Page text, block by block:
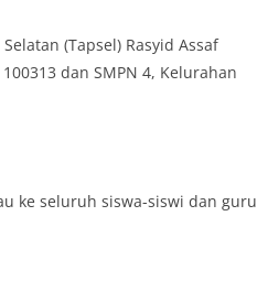
di
(Tapsel) Rasyid Assaf
dan SMPN 4, Kelurahan
ke seluruh siswa-siswi dan guru